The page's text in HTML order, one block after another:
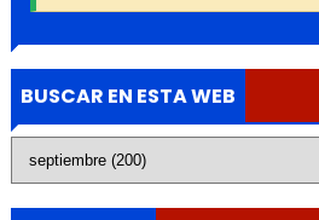
BUSCAR EN ESTA WEB